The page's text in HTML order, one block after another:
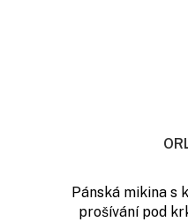
Pánská mikina s
prošívání pod